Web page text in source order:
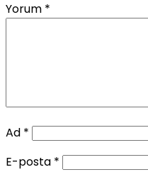
Yorum *
Ad *
E-posta *